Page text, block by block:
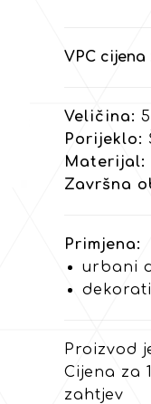
VPC
Veličina:
Porijeklo:
Materijal:
Završna
Primjena:
urbani
Proizvod
Cijena za
zahtjev